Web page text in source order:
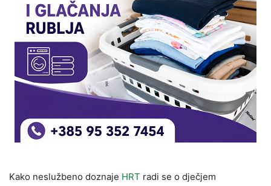
Kako neslužbeno doznaje HRT radi se o dječjem